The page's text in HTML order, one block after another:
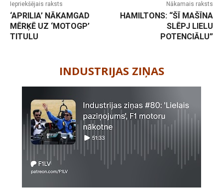
Iepriekšējais raksts
‘APRILIA’ NĀKAMGAD
MĒRĶĒ UZ ‘MOTOGP’
TITULU
Nākamais raksts
HAMILTONS: “ŠĪ MAŠĪNA
SLĒPJ LIELU
POTENCIĀLU”
INDUSTRIJAS ZIŅAS